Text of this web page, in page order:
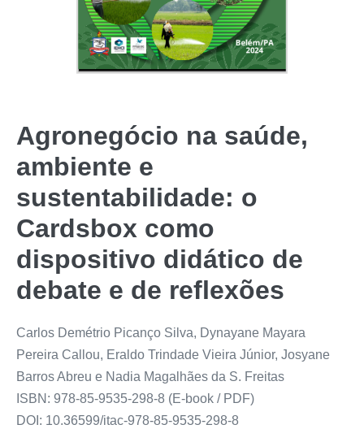
Agronegócio na saúde,
ambiente e
sustentabilidade: o
Cardsbox como
dispositivo didático de
debate e de reflexões
Carlos Demétrio Picanço Silva, Dynayane Mayara
Pereira Callou, Eraldo Trindade Vieira Júnior, Josyane
Barros Abreu e Nadia Magalhães da S. Freitas
ISBN: 978-85-9535-298-8 (E-book / PDF)
DOI: 10.36599/itac-978-85-9535-298-8